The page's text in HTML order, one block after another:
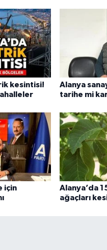
kesintisi!
Alanya
tarihe mi
için
Alanya’da
ağaçları